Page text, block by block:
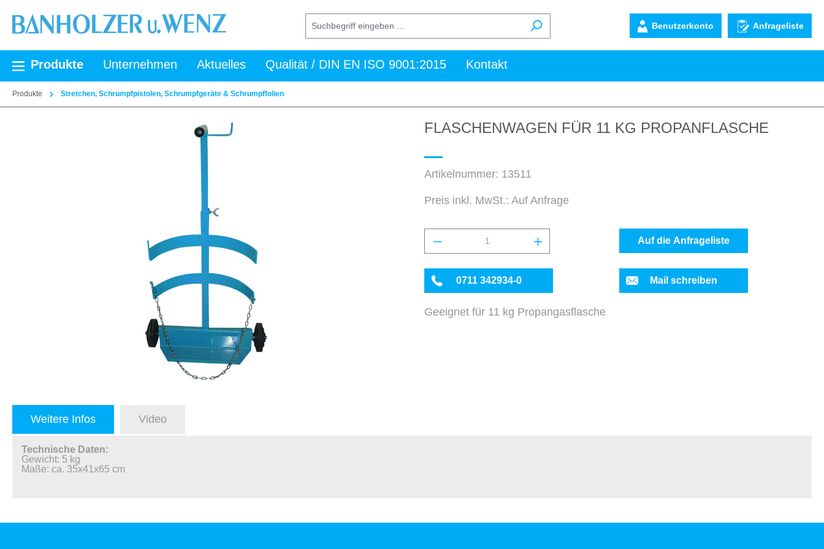
Zur Hauptnavigation springen
Benutzerkonto Anfrageliste
Produkte Unternehmen Aktuelles Qualität / DIN EN ISO 9001:2015 Kontakt
Produkte Stretchen, Schrumpfpistolen, Schrumpfgeräte & Schrumpffolien
FLASCHENWAGEN FÜR 11 KG PROPANFLASCHE
Artikelnummer: 13511
Preis inkl. MwSt.: Auf Anfrage
Produkt Anzahl: Gib den gewünschten Wert ein oder
Auf die Anfrageliste
0711 342934-0 Mail schreiben
Geeignet für 11 kg Propangasflasche
Weitere Infos Video
Technische Daten:
Gewicht: 5 kg
Maße: ca. 35x41x65 cm